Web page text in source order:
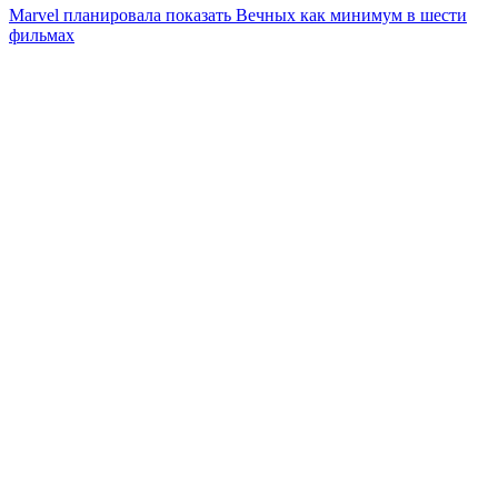
Marvel планировала показать Вечных как минимум в шести
фильмах